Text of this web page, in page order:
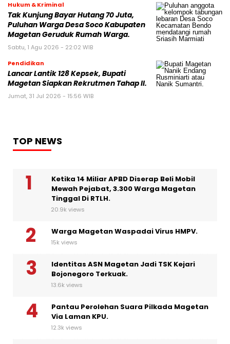
Hukum & Kriminal
Tak Kunjung Bayar Hutang 70 Juta,
Puluhan Warga Desa Soco Kabupaten
Magetan Geruduk Rumah Warga.
Sabtu, 1 Agu 2026 - 22:02 WIB
Pendidikan
Lancar Lantik 128 Kepsek, Bupati
Magetan Siapkan Rekrutmen Tahap II.
Jumat, 31 Jul 2026 - 15:56 WIB
TOP NEWS
Ketika 14 Miliar APBD Diserap Beli Mobil
Mewah Pejabat, 3.300 Warga Magetan
Tinggal Di RTLH.
20.9k views
Warga Magetan Waspadai Virus HMPV.
15k views
Identitas ASN Magetan Jadi TSK Kejari
Bojonegoro Terkuak.
13.6k views
Pantau Perolehan Suara Pilkada Magetan
Via Laman KPU.
12.3k views